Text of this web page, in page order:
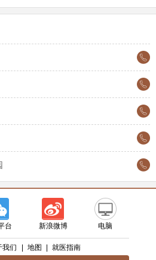
台 新浪微博 电脑
我们 地图 就医指南